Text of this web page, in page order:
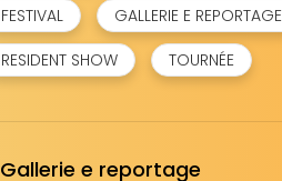
FESTIVAL
GALLERIE E REPORTAGE
RESIDENT SHOW
TOURNÉE
Gallerie e reportage